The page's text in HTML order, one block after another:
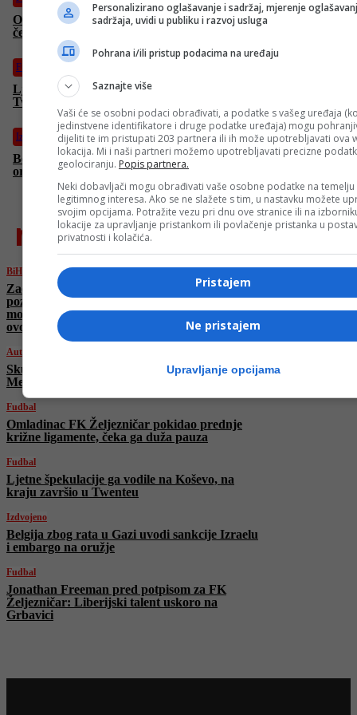
Omladinac FK Željezničar pokidao prednje križne ligamente,
čeka ga duža pauza
Fudbal
Ljetne špekulacije ga vodile na Koševo, na kraju završio u
Twenteu
Izdvojeno
Belgija zbog rata u Gazi uvodi sankcije Izraelu i embargo na
oružje
najnovije
BiH
Zaoštrava se situacija u RS. Dodik u panici
poziva na bojkot izbora, Crnadak traži
mobilizaciju: Moramo izaći iz defanzive i iz
ovog mraka
Auto
Skupi senzori tempomata nova meta lopova:
Mercedes, BMW i VW najpogođeniji
Fudbal
Omladinac FK Željezničar pokidao prednje
križne ligamente, čeka ga duža pauza
Fudbal
Ljetne špekulacije ga vodile na Koševo, na
kraju završio u Twenteu
Izdvojeno
Belgija zbog rata u Gazi uvodi sankcije Izraelu
i embargo na oružje
Fudbal
Jonathan Freeman pred potpisom za FK
Željezničar: Liberijski talent uskoro na
Grbavici
Personalizirano oglašavanje i sadržaj, mjerenje
sadržaja, uvidi u publiku i razvoj usluga
Pohrana i/ili pristup podacima na uređaju
Saznajte više
Vaši će se osobni podaci obrađivati, a podatke s vašeg uređaja
jedinstvene identifikatore i druge podatke uređaja) mogu
dijeliti te im pristupati 203 partnera ili ih može upotrebljavati ova
lokacija. Mi i naši partneri možemo upotrebljavati precizne
geolociranju. Popis partnera.
Neki dobavljači mogu obrađivati vaše osobne podatke na temelju
legitimnog interesa. Ako se ne slažete s tim, u nastavku možete
svojim opcijama. Potražite vezu pri dnu ove stranice ili na
lokacije za upravljanje pristankom ili povlačenje pristanka u
privatnosti i kolačića.
Pristajem
Ne pristajem
Upravljanje opcijama